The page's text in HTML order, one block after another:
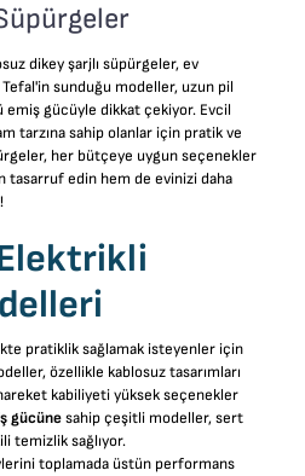
dikey şarjlı süpürgeler, ev
sunduğu modeller, uzun pil
emiş gücüyle dikkat çekiyor. Evcil
tarzına sahip olanlar için pratik ve
her bütçeye uygun seçenekler
tasarruf edin hem de evinizi daha
pratiklik sağlamak isteyenler için
özellikle kablosuz tasarımları
kabiliyeti yüksek seçenekler
gücünesahip çeşitli modeller, sert
temizlik sağlıyor.
toplamada üstün performans